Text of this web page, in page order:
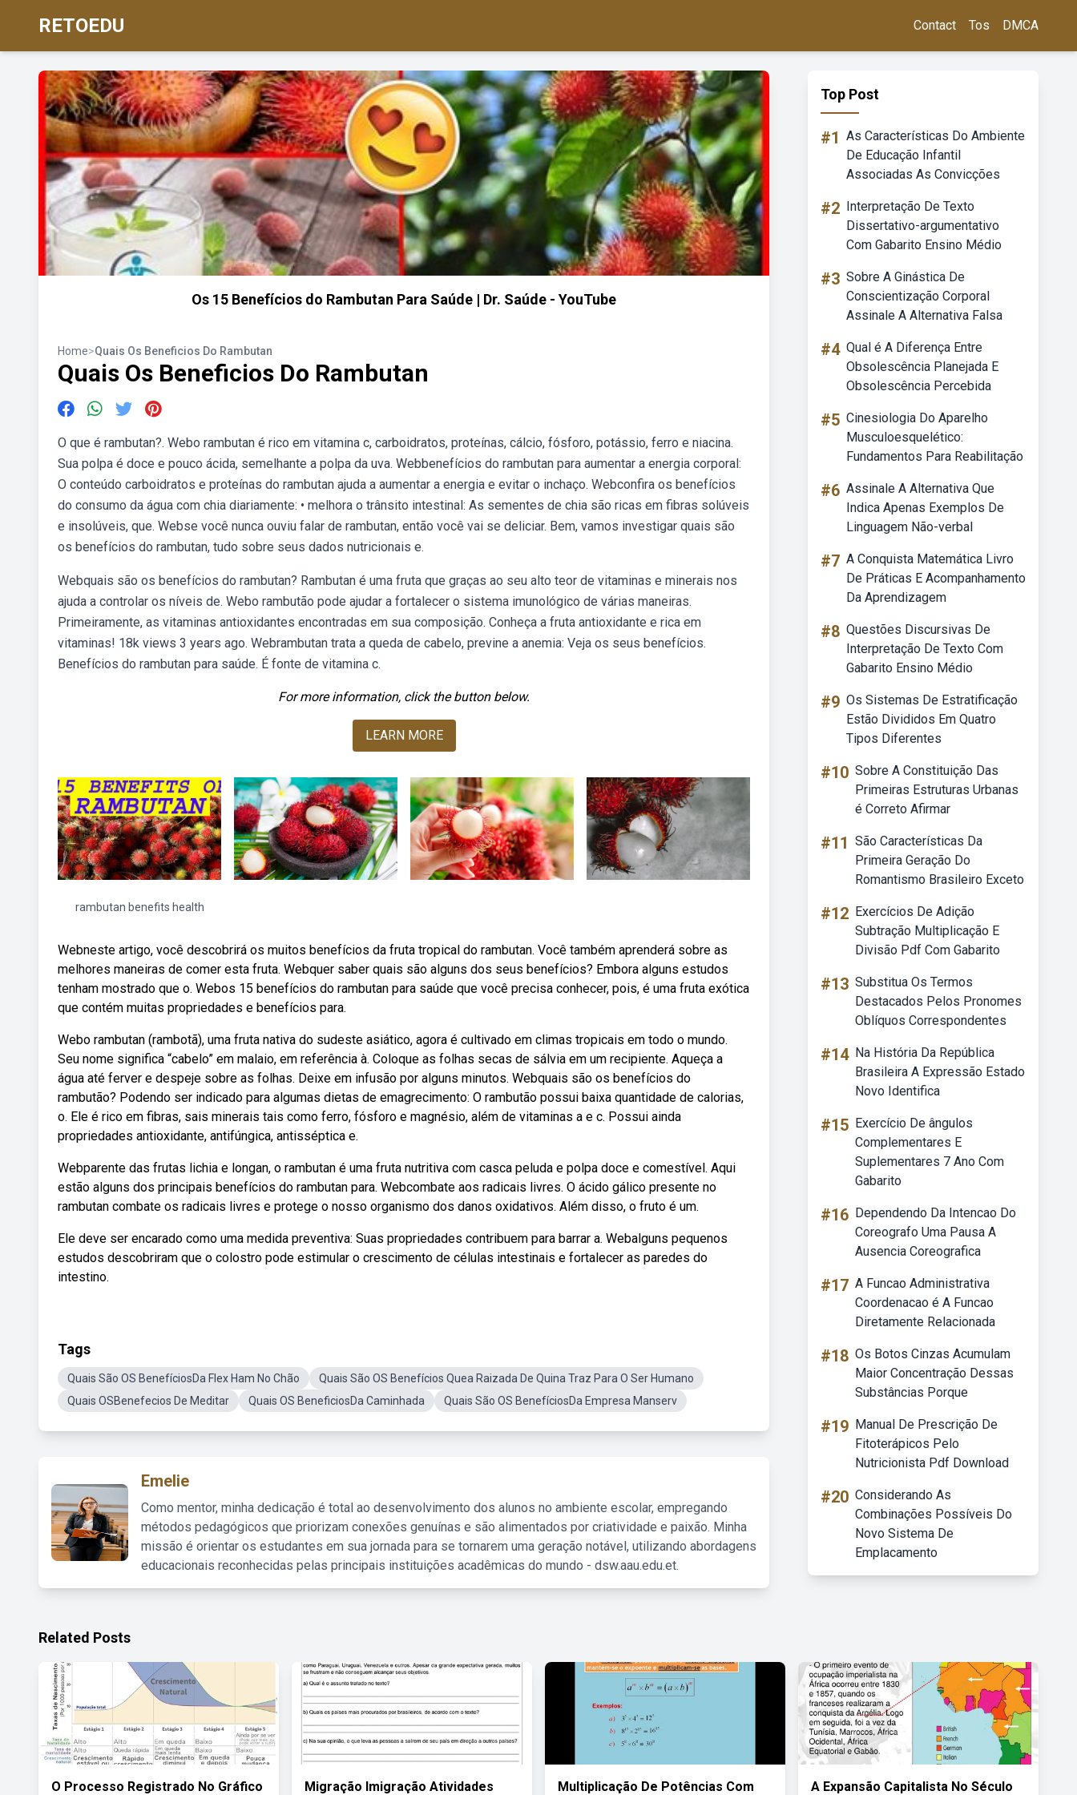
RETOEDU Contact Tos DMCA
Os 15 Benefícios do Rambutan Para Saúde | Dr. Saúde - YouTube
Home>Quais Os Beneficios Do Rambutan
Quais Os Beneficios Do Rambutan
O que é rambutan?. Webo rambutan é rico em vitamina c, carboidratos, proteínas, cálcio, fósforo, potássio, ferro e niacina.
Sua polpa é doce e pouco ácida, semelhante a polpa da uva. Webbenefícios do rambutan para aumentar a energia corporal:
O conteúdo carboidratos e proteínas do rambutan ajuda a aumentar a energia e evitar o inchaço. Webconfira os benefícios
do consumo da água com chia diariamente: • melhora o trânsito intestinal: As sementes de chia são ricas em fibras solúveis
e insolúveis, que. Webse você nunca ouviu falar de rambutan, então você vai se deliciar. Bem, vamos investigar quais são
os benefícios do rambutan, tudo sobre seus dados nutricionais e.
Webquais são os benefícios do rambutan? Rambutan é uma fruta que graças ao seu alto teor de vitaminas e minerais nos
ajuda a controlar os níveis de. Webo rambutão pode ajudar a fortalecer o sistema imunológico de várias maneiras.
Primeiramente, as vitaminas antioxidantes encontradas em sua composição. Conheça a fruta antioxidante e rica em
vitaminas! 18k views 3 years ago. Webrambutan trata a queda de cabelo, previne a anemia: Veja os seus benefícios.
Benefícios do rambutan para saúde. É fonte de vitamina c.
For more information, click the button below.
LEARN MORE
rambutan benefits health
Webneste artigo, você descobrirá os muitos benefícios da fruta tropical do rambutan. Você também aprenderá sobre as
melhores maneiras de comer esta fruta. Webquer saber quais são alguns dos seus benefícios? Embora alguns estudos
tenham mostrado que o. Webos 15 benefícios do rambutan para saúde que você precisa conhecer, pois, é uma fruta exótica
que contém muitas propriedades e benefícios para.
Webo rambutan (rambotã), uma fruta nativa do sudeste asiático, agora é cultivado em climas tropicais em todo o mundo.
Seu nome significa “cabelo” em malaio, em referência à. Coloque as folhas secas de sálvia em um recipiente. Aqueça a
água até ferver e despeje sobre as folhas. Deixe em infusão por alguns minutos. Webquais são os benefícios do
rambutão? Podendo ser indicado para algumas dietas de emagrecimento: O rambutão possui baixa quantidade de calorias,
o. Ele é rico em fibras, sais minerais tais como ferro, fósforo e magnésio, além de vitaminas a e c. Possui ainda
propriedades antioxidante, antifúngica, antisséptica e.
Webparente das frutas lichia e longan, o rambutan é uma fruta nutritiva com casca peluda e polpa doce e comestível. Aqui
estão alguns dos principais benefícios do rambutan para. Webcombate aos radicais livres. O ácido gálico presente no
rambutan combate os radicais livres e protege o nosso organismo dos danos oxidativos. Além disso, o fruto é um.
Ele deve ser encarado como uma medida preventiva: Suas propriedades contribuem para barrar a. Webalguns pequenos
estudos descobriram que o colostro pode estimular o crescimento de células intestinais e fortalecer as paredes do
intestino.
Tags
Quais São OS BenefíciosDa Flex Ham No Chão
Quais São OS Benefícios Quea Raizada De Quina Traz Para O Ser Humano
Quais OSBenefecios De Meditar
Quais OS BeneficiosDa Caminhada Quais São OS BenefíciosDa Empresa Manserv
Emelie
Como mentor, minha dedicação é total ao desenvolvimento dos alunos no ambiente escolar, empregando
métodos pedagógicos que priorizam conexões genuínas e são alimentados por criatividade e paixão. Minha
missão é orientar os estudantes em sua jornada para se tornarem uma geração notável, utilizando abordagens
educacionais reconhecidas pelas principais instituições acadêmicas do mundo - dsw.aau.edu.et.
Top Post
#1 As Características Do Ambiente
De Educação Infantil
Associadas As Convicções
#2 Interpretação De Texto
Dissertativo-argumentativo
Com Gabarito Ensino Médio
#3 Sobre A Ginástica De
Conscientização Corporal
Assinale A Alternativa Falsa
#4 Qual é A Diferença Entre
Obsolescência Planejada E
Obsolescência Percebida
#5 Cinesiologia Do Aparelho
Musculoesquelético:
Fundamentos Para Reabilitação
#6 Assinale A Alternativa Que
Indica Apenas Exemplos De
Linguagem Não-verbal
#7 A Conquista Matemática Livro
De Práticas E Acompanhamento
Da Aprendizagem
#8 Questões Discursivas De
Interpretação De Texto Com
Gabarito Ensino Médio
#9 Os Sistemas De Estratificação
Estão Divididos Em Quatro
Tipos Diferentes
#10 Sobre A Constituição Das
Primeiras Estruturas Urbanas
é Correto Afirmar
#11 São Características Da
Primeira Geração Do
Romantismo Brasileiro Exceto
#12 Exercícios De Adição
Subtração Multiplicação E
Divisão Pdf Com Gabarito
#13 Substitua Os Termos
Destacados Pelos Pronomes
Oblíquos Correspondentes
#14 Na História Da República
Brasileira A Expressão Estado
Novo Identifica
#15 Exercício De ângulos
Complementares E
Suplementares 7 Ano Com
Gabarito
#16 Dependendo Da Intencao Do
Coreografo Uma Pausa A
Ausencia Coreografica
#17 A Funcao Administrativa
Coordenacao é A Funcao
Diretamente Relacionada
#18 Os Botos Cinzas Acumulam
Maior Concentração Dessas
Substâncias Porque
#19 Manual De Prescrição De
Fitoterápicos Pelo
Nutricionista Pdf Download
#20 Considerando As
Combinações Possíveis Do
Novo Sistema De
Emplacamento
Related Posts
O Processo Registrado No Gráfico Migração Imigração Atividades Multiplicação De Potências Com A Expansão Capitalista No Século